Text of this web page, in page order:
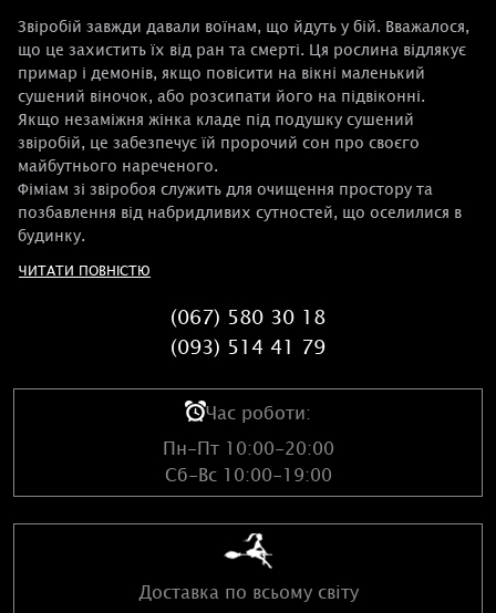
Звіробій завжди давали воїнам, що йдуть у бій. Вважалося,
що це захистить їх від ран та смерті. Ця рослина відлякує
примар і демонів, якщо повісити на вікні маленький
сушений віночок, або розсипати його на підвіконні.
Якщо незаміжня жінка кладе під подушку сушений
звіробій, це забезпечує їй пророчий сон про своєго
майбутнього нареченого.
Фіміам зі звіробоя служить для очищення простору та
позбавлення від набридливих сутностей, що оселилися в
будинку.
ЧИТАТИ ПОВНІСТЮ
(067) 580 30 18
(093) 514 41 79
Час роботи:
Пн-Пт 10:00-20:00
Сб-Вс 10:00-19:00
Доставка по всьому світу